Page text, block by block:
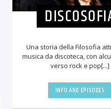
Una storia della Filosofia
musica da discoteca, con
verso rock e pop[...]
INFO AND EPISODES